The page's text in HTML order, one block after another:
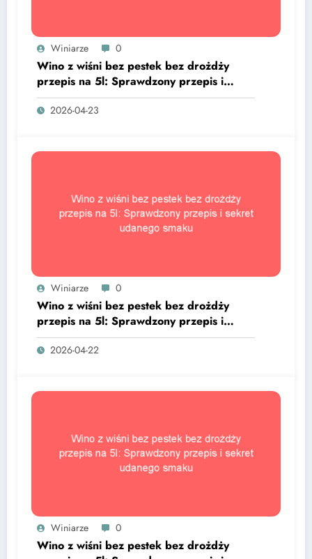
Winiarze 0
Wino z wiśni bez pestek bez drożdży
przepis na 5l: Sprawdzony przepis i
sekret udanego smaku
2026-04-23
Winiarze 0
Wino z wiśni bez pestek bez drożdży
przepis na 5l: Sprawdzony przepis i
sekret udanego smaku
2026-04-22
Winiarze 0
Wino z wiśni bez pestek bez drożdży